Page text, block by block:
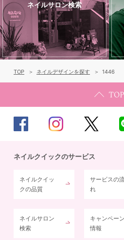
ネイルサロン検索
TOP ネイルデザインを探す 1446
ネイルクイックのサービス
ネイルクイッ
クの品質
サービスの
れ
ネイルサロン
検索
キャンペーン
情報